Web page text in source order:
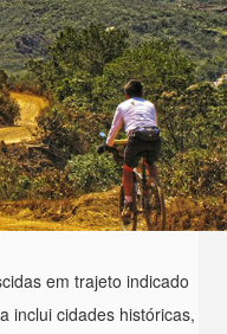
em trajeto indicado
inclui cidades históricas,